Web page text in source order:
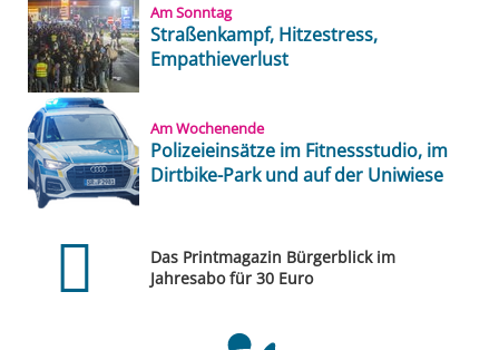
Am Sonntag
Straßenkampf, Hitzestress,
Empathieverlust
Am Wochenende
Polizeieinsätze im Fitnessstudio, im
Dirtbike-Park und auf der Uniwiese
Das Printmagazin Bürgerblick im
Jahresabo für 30 Euro